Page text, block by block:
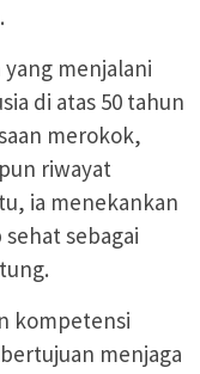
menjalani
di atas 50 tahun
merokok,
riwayat
ia menekankan
sebagai
kompetensi
menjaga